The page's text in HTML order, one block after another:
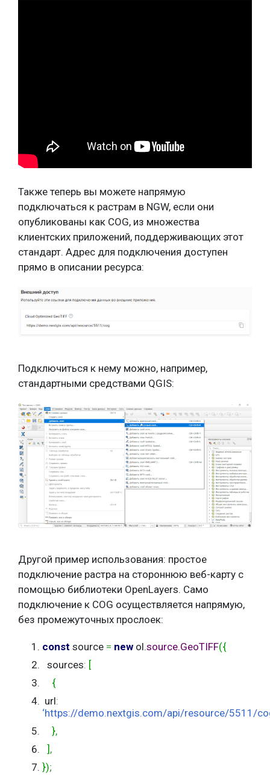
Также теперь вы можете напрямую
подключаться к растрам в NGW, если они
опубликованы как COG, из множества
клиентских приложений, поддерживающих этот
стандарт. Адрес для подключения доступен
прямо в описании ресурса:
Подключиться к нему можно, например,
стандартными средствами QGIS:
Другой пример использования: простое
подключение растра на стороннюю веб-карту с
помощью библиотеки OpenLayers. Само
подключение к COG осуществляется напрямую,
без промежуточных прослоек:
const source = new ol.source.GeoTIFF({
sources: [
{
url:
‘https://demo.nextgis.com/api/resource/5511/
},
] ,
});